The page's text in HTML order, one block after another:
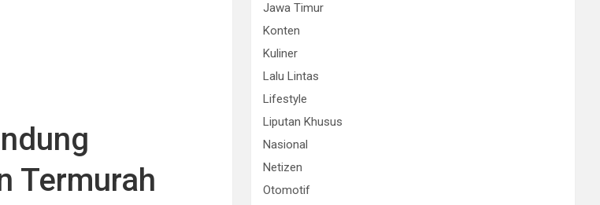
Termurah
Jawa Timur
Konten
Kuliner
Lalu Lintas
Lifestyle
Liputan Khusus
Nasional
Netizen
Otomotif